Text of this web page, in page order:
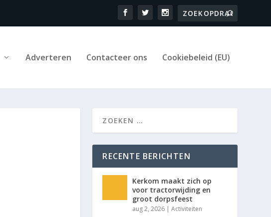
Adverteren Contacteer ons Cookiebeleid (EU)
RECENTE BERICHTEN
Kerkom maakt zich op
voor tractorwijding en
groot dorpsfeest
aug 2, 2026 |Activiteiten